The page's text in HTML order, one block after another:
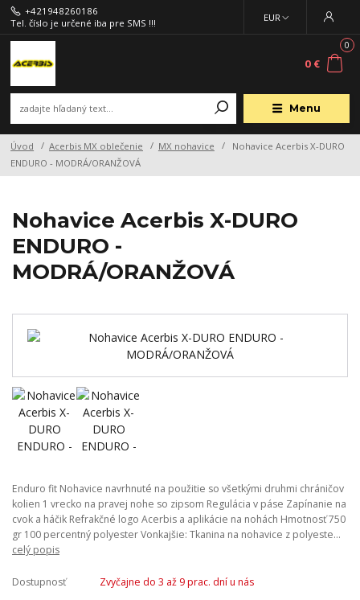
Menu
EUR
+421948260186
Tel. číslo je určené iba pre SMS !!!
0
0 €
Úvod Acerbis MX oblečenie MX nohavice
Nohavice Acerbis X-DURO
ENDURO - MODRÁ/ORANŽOVÁ
Nohavice Acerbis X-DURO
ENDURO -
MODRÁ/ORANŽOVÁ
Enduro fit Nohavice navrhnuté na použitie so všetkými druhmi chráničov
kolien 1 vrecko na pravej nohe so zipsom Regulácia v páse Zapínanie na
cvok a háčik Refrakčné logo Acerbis a aplikácie na nohách Hmotnosť 750
gr 100 percentný polyester Vonkajšie: Tkanina na nohavice z polyeste...
celý popis
Dostupnosť
Zvyčajne do 3 až 9 prac. dní u nás